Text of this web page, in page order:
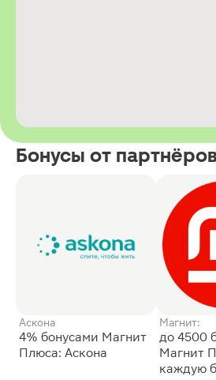
Бонусы от партнёров
Аскона
4% бонусами Магнит
Плюса: Аскона
Магнит:
до 4500
Магнит
каждую